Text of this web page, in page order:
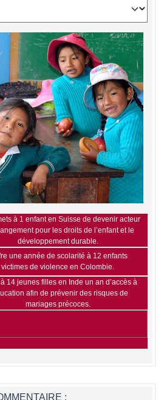
à 1 enfant en Suisse de devenir acteur
pour les droits de l’enfant et le
développement durable.
une année de scolarité à 12 enfants
victimes de violence en Colombie.
à 14 jeunes filles en Inde un an d’accès à
afin de prévenir des risques de
mariages précoces.
: